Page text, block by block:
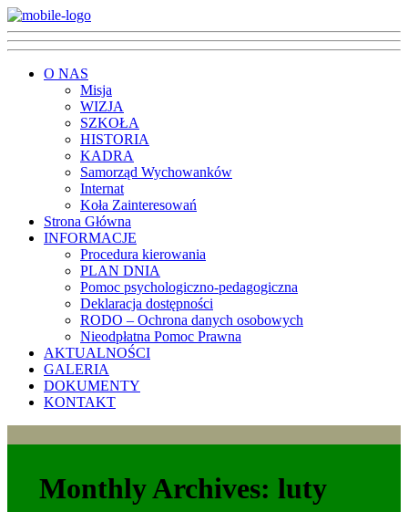
O NAS
Misja
WIZJA
SZKOŁA
HISTORIA
KADRA
Samorząd Wychowanków
Internat
Koła Zainteresowań
Strona Główna
INFORMACJE
Procedura kierowania
PLAN DNIA
Pomoc psychologiczno-pedagogiczna
Deklaracja dostępności
RODO – Ochrona danych osobowych
Nieodpłatna Pomoc Prawna
AKTUALNOŚCI
GALERIA
DOKUMENTY
KONTAKT
Monthly Archives: luty